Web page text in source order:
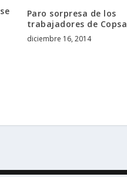
Paro sorpresa de los
trabajadores de Copsa
diciembre 16, 2014